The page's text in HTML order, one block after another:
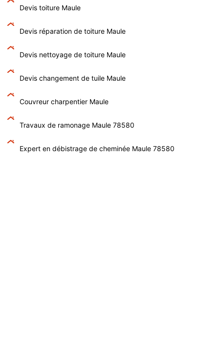
Devis toiture Maule
Devis réparation de toiture Maule
Devis nettoyage de toiture Maule
Devis changement de tuile Maule
Couvreur charpentier Maule
Travaux de ramonage Maule 78580
Expert en débistrage de cheminée Maule 78580